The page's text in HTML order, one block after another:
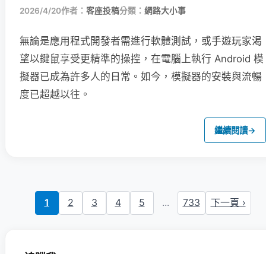
2026/4/20作者： 客座投稿分類： 網路大小事
無論是應用程式開發者需進行軟體測試，或手遊玩家渴
望以鍵鼠享受更精準的操控，在電腦上執行 Android 模
擬器已成為許多人的日常。如今，模擬器的安裝與流暢
度已超越以往。
繼續閱讀→
1 2 3 4 5 ... 733 下一頁 ›